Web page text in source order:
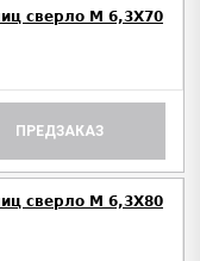
сверло М 6,3Х70
ПРЕДЗАКАЗ
сверло М 6,3Х80